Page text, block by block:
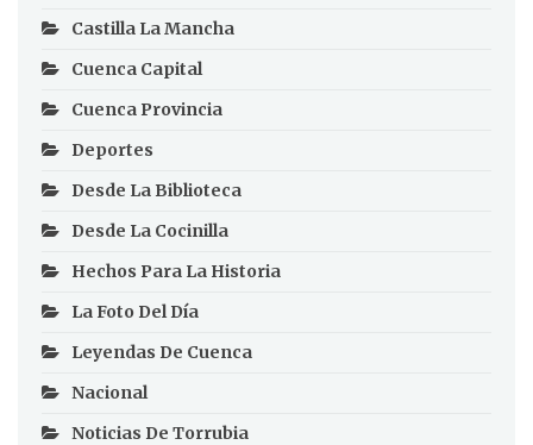
Castilla La Mancha
Cuenca Capital
Cuenca Provincia
Deportes
Desde La Biblioteca
Desde La Cocinilla
Hechos Para La Historia
La Foto Del Día
Leyendas De Cuenca
Nacional
Noticias De Torrubia